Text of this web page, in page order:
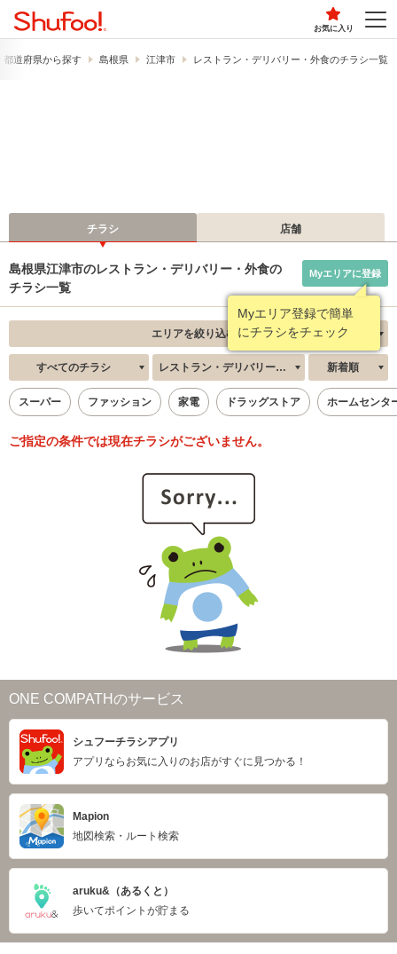
お気に入り
都道府県から探す 島根県 江津市 レストラン・デリバリー・外食のチラシ一覧
チラシ 店舗
島根県江津市のレストラン・デリバリー・外食の
チラシ一覧
Myエリア登録で簡単
にチラシをチェック
Myエリアに登録
エリアを絞り込む
すべてのチラシ レストラン・デリバリー・外食 新着順
スーパー ファッション 家電 ドラッグストア ホームセンタ
ご指定の条件では現在チラシがございません。
ONE COMPATHのサービス
シュフーチラシアプリ
アプリならお気に入りのお店がすぐに見つかる！
Mapion
地図検索・ルート検索
aruku&（あるくと）
歩いてポイントが貯まる